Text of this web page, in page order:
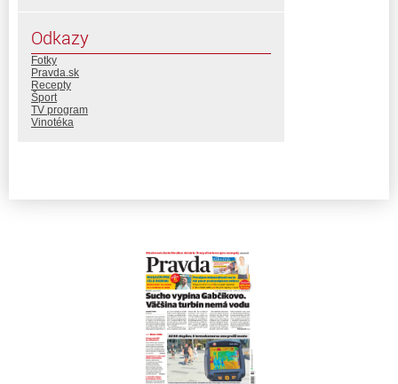
Odkazy
Fotky
Pravda.sk
Recepty
Šport
TV program
Vinotéka